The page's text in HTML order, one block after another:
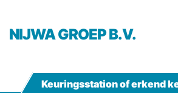
NIJWA GROEP B.V.
Keuringsstation of erkend